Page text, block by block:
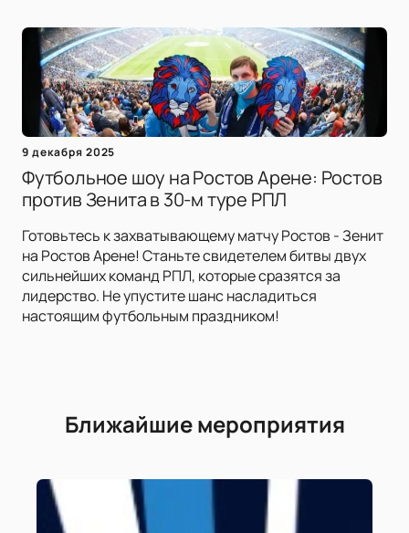
9 декабря 2025
Футбольное шоу на Ростов Арене: Ростов
против Зенита в 30-м туре РПЛ
Готовьтесь к захватывающему матчу Ростов - Зенит
на Ростов Арене! Станьте свидетелем битвы двух
сильнейших команд РПЛ, которые сразятся за
лидерство. Не упустите шанс насладиться
настоящим футбольным праздником!
Ближайшие мероприятия